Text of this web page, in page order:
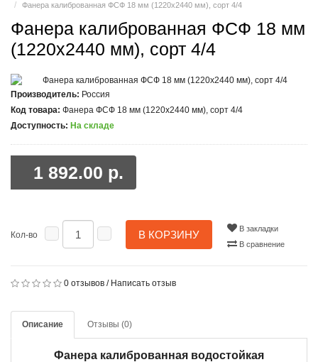
Фанера калиброванная ФСФ 18 мм (1220x2440 мм), сорт 4/4
Фанера калиброванная ФСФ 18 мм
(1220x2440 мм), сорт 4/4
Производитель: Россия
Код товара: Фанера ФСФ 18 мм (1220x2440 мм), сорт 4/4
Доступность: На складе
1 892.00 р.
Кол-во В КОРЗИНУ
В закладки
В сравнение
0 отзывов / Написать отзыв
Описание Отзывы (0)
Фанера калиброванная водостойкая